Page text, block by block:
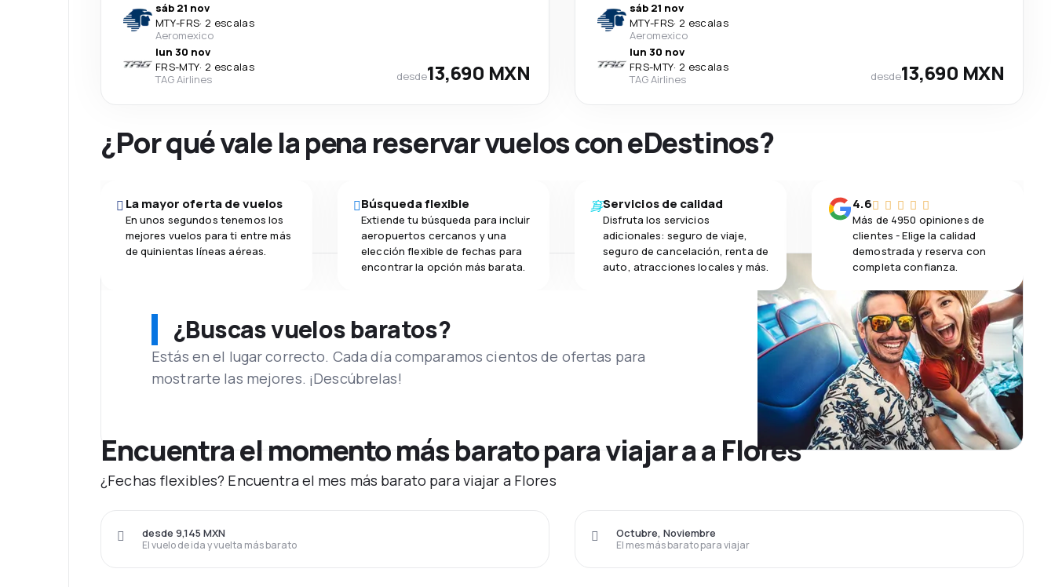
sáb 21 nov
MTY-FRS· 2 escalas
Aeromexico
lun 30 nov
FRS-MTY· 2 escalas
TAG Airlines
desde13,690 MXN
sáb 21 nov
MTY-FRS· 2 escalas
Aeromexico
lun 30 nov
FRS-MTY· 2 escalas
TAG Airlines
desde13,690 MXN
¿Por qué vale la pena reservar vuelos con eDestinos?
La mayor oferta de vuelos
En unos segundos tenemos los
mejores vuelos para ti entre más
de quinientas líneas aéreas.
Búsqueda flexible
Extiende tu búsqueda para incluir
aeropuertos cercanos y una
elección flexible de fechas para
encontrar la opción más barata.
Servicios de calidad
Disfruta los servicios
adicionales: seguro de viaje,
seguro de cancelación, renta de
auto, atracciones locales y más.
4.6
Más de 4950 opiniones de
clientes - Elige la calidad
demostrada y reserva con
completa confianza.
¿Buscas vuelos baratos?
Estás en el lugar correcto. Cada día comparamos cientos de ofertas para
mostrarte las mejores. ¡Descúbrelas!
Encuentra el momento más barato para viajar a a Flores
¿Fechas flexibles? Encuentra el mes más barato para viajar a Flores
El vuelo de ida y vuelta más barato
desde 9,145 MXN
El mes más barato para viajar
Octubre, Noviembre